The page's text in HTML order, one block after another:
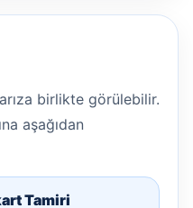
birlikte görülebilir.
aşağıdan
Tamiri